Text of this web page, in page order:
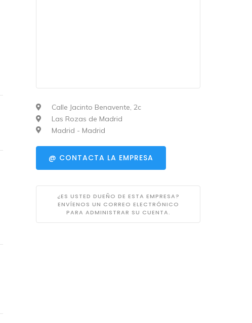
Calle Jacinto Benavente, 2c
Las Rozas de Madrid
Madrid - Madrid
@ CONTACTA LA EMPRESA
¿ES USTED DUEÑO DE ESTA EMPRESA?
ENVÍENOS UN CORREO ELECTRÓNICO
PARA ADMINISTRAR SU CUENTA.